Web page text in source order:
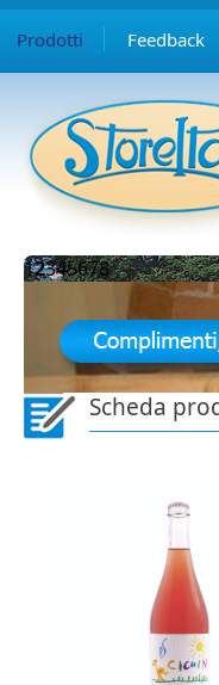
Prodotti Feedback
12345678
Scheda